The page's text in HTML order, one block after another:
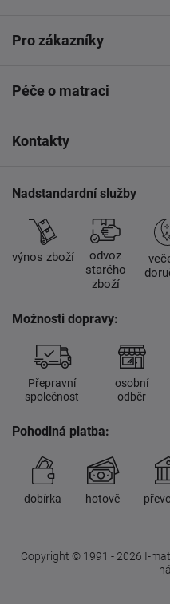
Pro zákazníky
Péče o matraci
Kontakty
Nadstandardní služby
výnos zboží
odvoz
starého
zboží
Možnosti dopravy:
Přepravní
společnost
osobní
odběr
Pohodlná platba:
dobírka hotově
Copyright © 1991 - 2026 I-